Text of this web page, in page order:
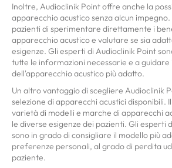
Inoltre, Audioclinik Point offre anche la
apparecchio acustico senza alcun
pazienti di sperimentare direttamente i
apparecchio acustico e valutare se sia
esigenze. Gli esperti di Audioclinik Point
tutte le informazioni necessarie e a guidare
dell'apparecchio acustico più adatto.
Un altro vantaggio di scegliere Audioclinik
selezione di apparecchi acustici disponibili.
varietà di modelli e marche di apparecchi
le diverse esigenze dei pazienti. Gli esperti
sono in grado di consigliare il modello più
preferenze personali, al grado di perdita
paziente.